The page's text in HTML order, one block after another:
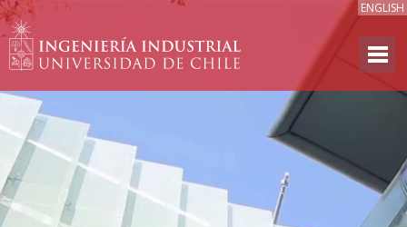
ENGLISH